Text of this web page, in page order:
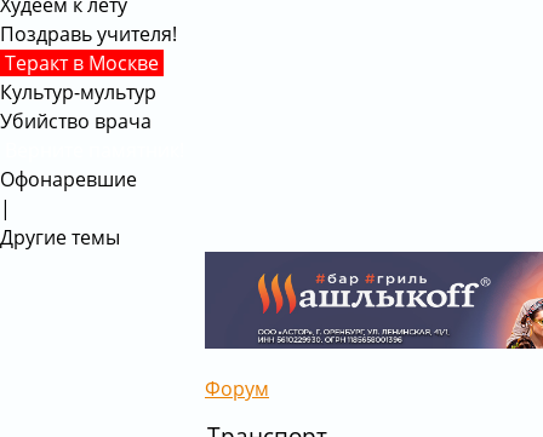
Поздравь учителя!
Теракт в Москве
Культур-мультур
Убийство врача
Офонаревшие
|
Другие темы
Форум